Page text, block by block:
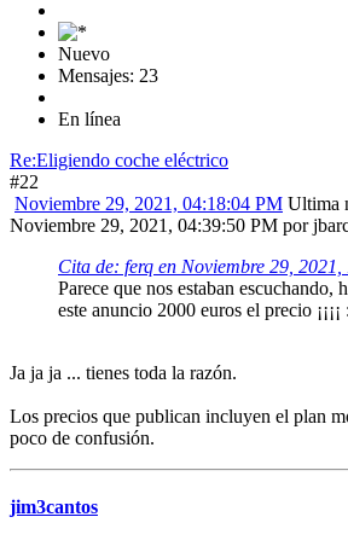
Nuevo
Mensajes: 23
En línea
Re:Eligiendo coche eléctrico
#22
Noviembre 29, 2021, 04:18:04 PM Ultima
Noviembre 29, 2021, 04:39:50 PM por
Cita de: ferq en Noviembre 29,
Parece que nos estaban escuchando,
este anuncio 2000 euros el precio ¡¡¡¡ :
Ja ja ja ... tienes toda la razón.
Los precios que publican incluyen el plan
poco de confusión.
jim3cantos